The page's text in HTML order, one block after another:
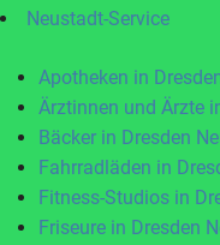
Neustadt-Service
Apotheken in
Ärztinnen und Ärzte
Bäcker in Dresden
Fahrradläden in
Fitness-Studios in
Friseure in Dresden